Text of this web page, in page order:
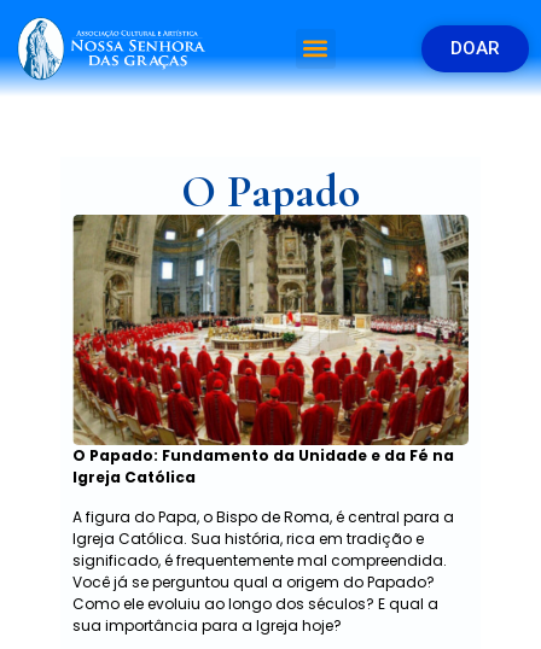
DOAR
O Papado
O Papado: Fundamento da Unidade e da Fé na
Igreja Católica
A figura do Papa, o Bispo de Roma, é central para a
Igreja Católica. Sua história, rica em tradição e
significado, é frequentemente mal compreendida.
Você já se perguntou qual a origem do Papado?
Como ele evoluiu ao longo dos séculos? E qual a
sua importância para a Igreja hoje?